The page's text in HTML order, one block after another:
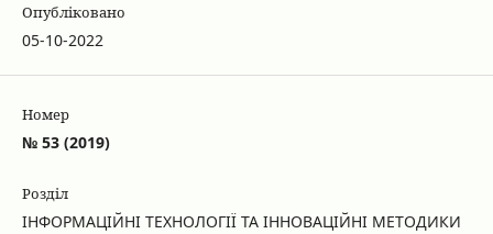
Опубліковано
05-10-2022
Номер
№ 53 (2019)
Розділ
ІНФОРМАЦІЙНІ ТЕХНОЛОГІЇ ТА ІННОВАЦІЙНІ МЕТОДИКИ